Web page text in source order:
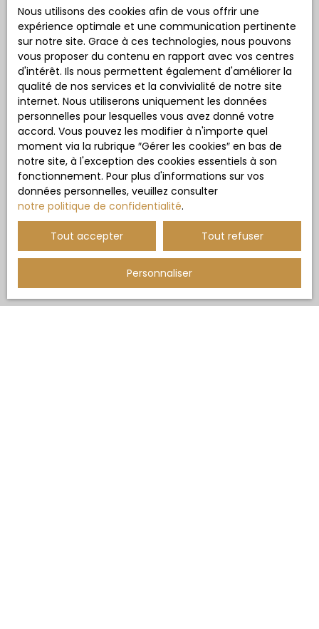
Nous utilisons des cookies afin de vous offrir une
expérience optimale et une communication pertinente
sur notre site. Grace à ces technologies, nous pouvons
vous proposer du contenu en rapport avec vos centres
d'intérêt. Ils nous permettent également d'améliorer la
qualité de nos services et la convivialité de notre site
internet. Nous utiliserons uniquement les données
personnelles pour lesquelles vous avez donné votre
accord. Vous pouvez les modifier à n'importe quel
moment via la rubrique ″Gérer les cookies″ en bas de
notre site, à l'exception des cookies essentiels à son
fonctionnement. Pour plus d'informations sur vos
données personnelles, veuillez consulter
notre politique de confidentialité.
Tout accepter Tout refuser
Personnaliser